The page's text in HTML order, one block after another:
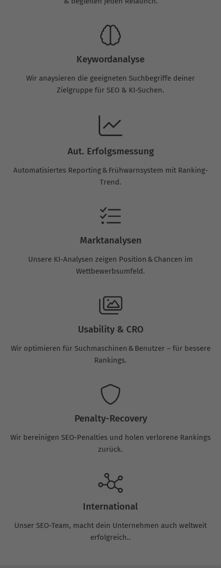
Keywordanalyse
Wir anaysieren die geeigneten Suchbegriffe deiner
Zielgruppe für SEO & KI-Suchen.
Aut. Erfolgsmessung
Automatisiertes Reporting & Frühwarnsystem mit Ranking-
Trend.
Marktanalysen
Unsere KI-Analysen zeigen Position & Chancen im
Wettbewerbsumfeld.
Usability & CRO
Wir optimieren für Suchmaschinen & Benutzer – für bessere
Rankings.
Penalty-Recovery
Wir bereinigen SEO-Penalties und holen verlorene Rankings
zurück.
International
Unser SEO-Team, macht dein Unternehmen auch weltweit
erfolgreich..